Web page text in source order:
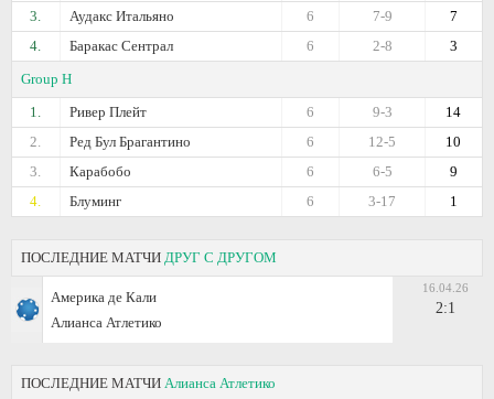
3.
Аудакс Итальяно 7
7-9
6
4.
Баракас Сентрал 3
2-8
6
Group H
1.
Ривер Плейт 14
9-3
6
2.
Ред Бул Брагантино 10
12-5
6
3.
Карабобо 9
6-5
6
4.
Блуминг 1
3-17
6
ПОСЛЕДНИЕ МАТЧИ ДРУГ С ДРУГОМ
Америка де Кали
Алианса Атлетико
16.04.26
2:1
ПОСЛЕДНИЕ МАТЧИ Алианса Атлетико